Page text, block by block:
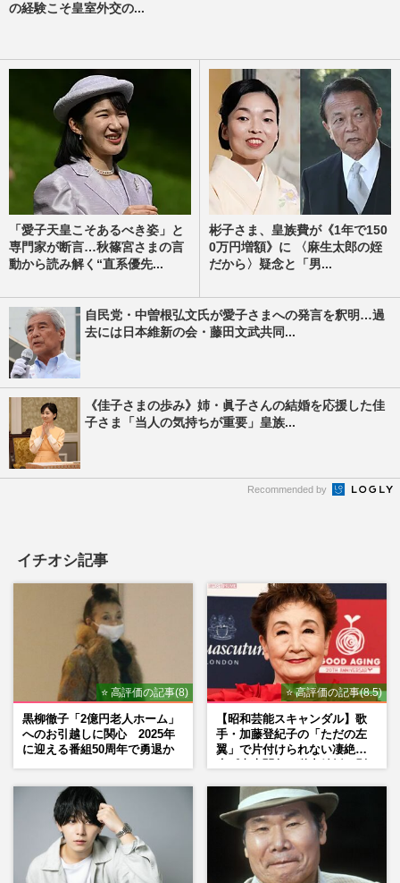
の経験こそ皇室外交の...
「愛子天皇こそあるべき姿」と
専門家が断言…秋篠宮さまの言
動から読み解く“直系優先...
彬子さま、皇族費が《1年で150
0万円増額》に 〈麻生太郎の姪
だから〉疑念と「男...
自民党・中曽根弘文氏が愛子さまへの発言を釈明…過
去には日本維新の会・藤田文武共同...
《佳子さまの歩み》姉・眞子さんの結婚を応援した佳
子さま「当人の気持ちが重要」皇族...
Recommended by
イチオシ記事
⭐ 高評価の記事(8)
黒柳徹子「2億円老人ホーム」
へのお引越しに関心 2025年
に迎える番組50周年で勇退か
⭐ 高評価の記事(8.5)
【昭和芸能スキャンダル】歌
手・加藤登紀子の「ただの左
翼」で片付けられない凄絶半